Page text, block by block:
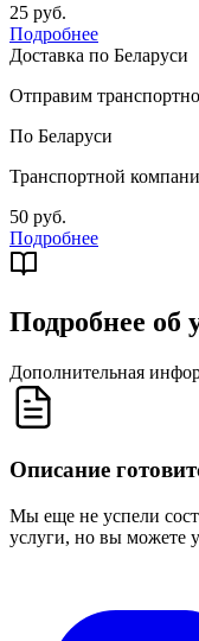
25 руб.
Подробнее
Доставка по Беларуси
Отправим
По Беларуси
Транспортной
50 руб.
Подробнее
Подробнее об
Дополнительная
Описание
Мы еще не успели
услуги, но вы можете